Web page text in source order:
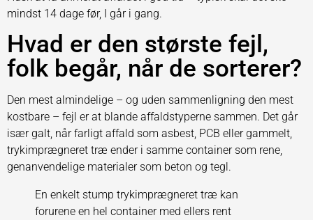
mindst 14 dage før, I går i gang.
Hvad er den største fejl,
folk begår, når de sorterer?
Den mest almindelige – og uden sammenligning den mest
kostbare – fejl er at blande affaldstyperne sammen. Det går
især galt, når farligt affald som asbest, PCB eller gammelt,
trykimprægneret træ ender i samme container som rene,
genanvendelige materialer som beton og tegl.
En enkelt stump trykimprægneret træ kan
forurene en hel container med ellers rent